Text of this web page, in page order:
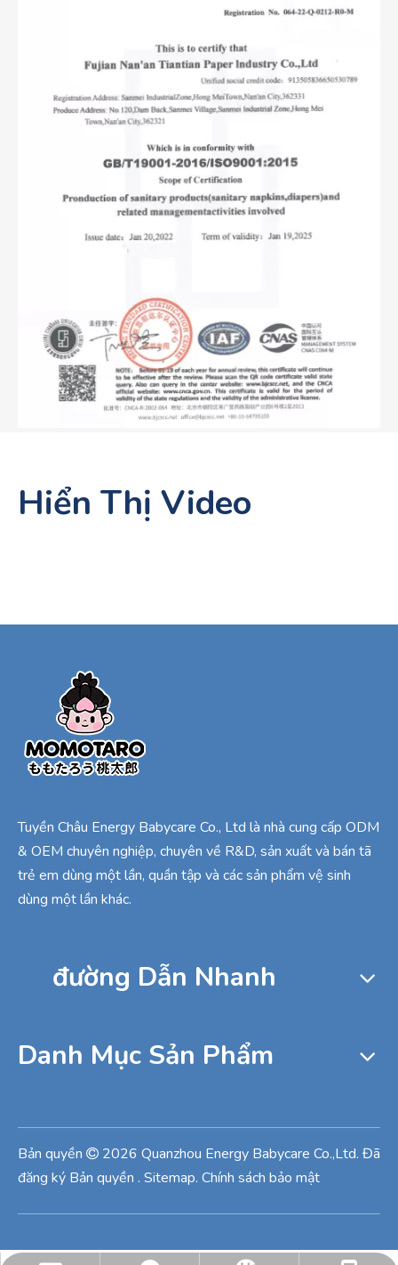
Hiển Thị Video
Tuyền Châu Energy Babycare Co., Ltd là nhà cung cấp ODM
& OEM chuyên nghiệp, chuyên về R&D, sản xuất và bán tã
trẻ em dùng một lần, quần tập và các sản phẩm vệ sinh
dùng một lần khác.
đường Dẫn Nhanh
Danh Mục Sản Phẩm
Bản quyền  2026 Quanzhou Energy Babycare Co.,Ltd. Đã
đăng ký Bản quyền . Sitemap. Chính sách bảo mật